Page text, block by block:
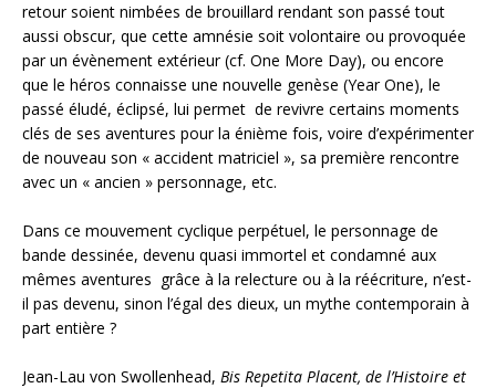
retour soient nimbées de brouillard rendant son passé tout
aussi obscur, que cette amnésie soit volontaire ou provoquée
par un évènement extérieur (cf. One More Day), ou encore
que le héros connaisse une nouvelle genèse (Year One), le
passé éludé, éclipsé, lui permet de revivre certains moments
clés de ses aventures pour la énième fois, voire d’expérimenter
de nouveau son « accident matriciel », sa première rencontre
avec un « ancien » personnage, etc.
Dans ce mouvement cyclique perpétuel, le personnage de
bande dessinée, devenu quasi immortel et condamné aux
mêmes aventures grâce à la relecture ou à la réécriture, n’est-
il pas devenu, sinon l’égal des dieux, un mythe contemporain à
part entière ?
Jean-Lau von Swollenhead, Bis Repetita Placent, de l’Histoire et